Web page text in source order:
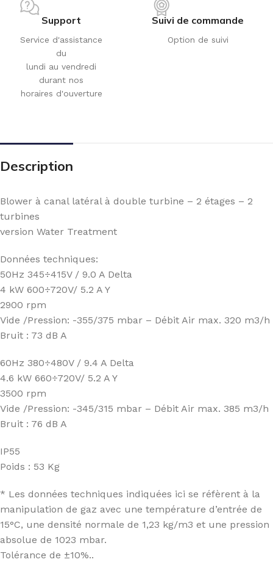
Support
Service d'assistance
du
lundi au vendredi
durant nos
horaires d'ouverture
Suivi de commande
Option de suivi
Description
Blower à canal latéral à double turbine – 2 étages – 2
turbines
version Water Treatment
Données techniques:
50Hz 345÷415V / 9.0 A Delta
4 kW 600÷720V/ 5.2 A Y
2900 rpm
Vide /Pression: -355/375 mbar – Débit Air max. 320 m3/h
Bruit : 73 dB A
60Hz 380÷480V / 9.4 A Delta
4.6 kW 660÷720V/ 5.2 A Y
3500 rpm
Vide /Pression: -345/315 mbar – Débit Air max. 385 m3/h
Bruit : 76 dB A
IP55
Poids : 53 Kg
* Les données techniques indiquées ici se réfèrent à la
manipulation de gaz avec une température d’entrée de
15°C, une densité normale de 1,23 kg/m3 et une pression
absolue de 1023 mbar.
Tolérance de ±10%..